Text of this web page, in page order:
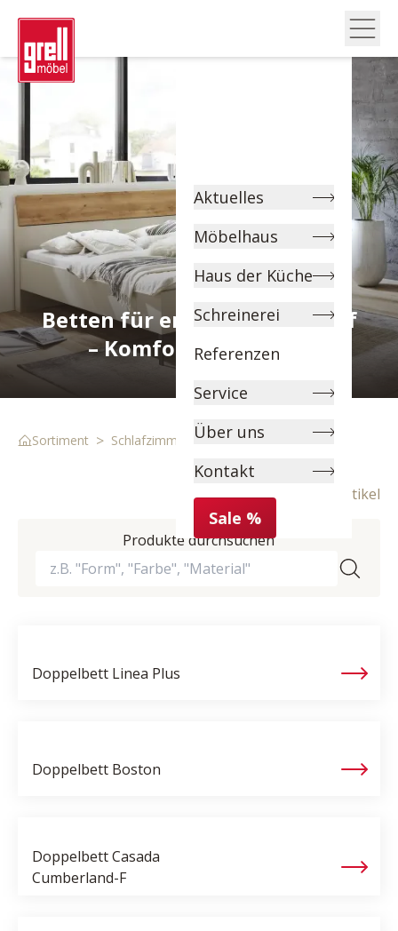
Aktuelles
Möbelhaus
Haus der Küche
Schreinerei
Referenzen
Service
Über uns
Kontakt
Sale %
Betten für erholsamen Schlaf
– Komfort & Qualität
Sortiment > Schlafzimmer > Betten
Produkte durchsuchen
13 Artikel
Doppelbett Linea Plus
Doppelbett Boston
Doppelbett Casada
Cumberland-F